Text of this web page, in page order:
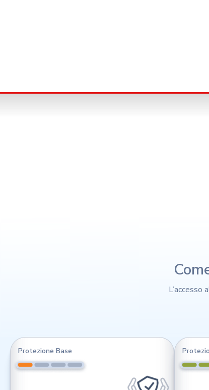
L’accesso
Protezione Base